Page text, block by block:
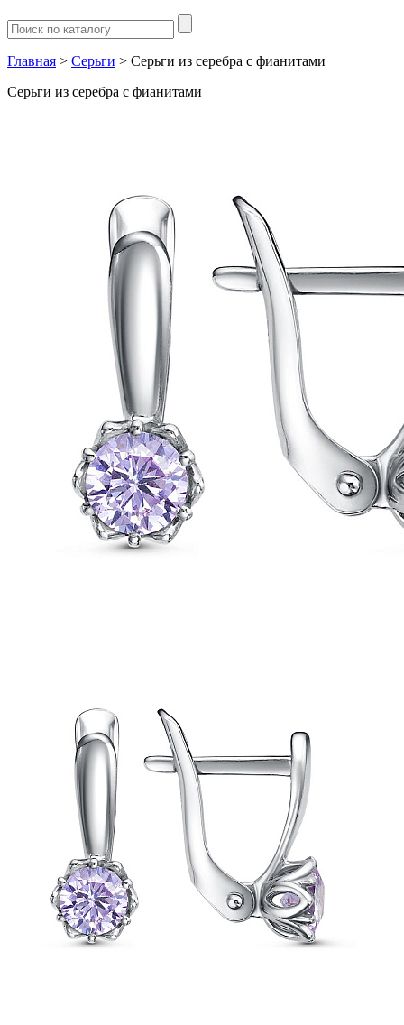
Главная > Серьги > Серьги из серебра с фианитами
Серьги из серебра с фианитами